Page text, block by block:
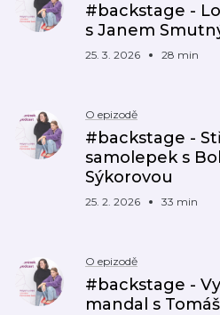
#backstage -
s Janem
25. 3. 2026 28 min
O epizodě
#backstage -
samolepek s
Sýkorovou
25. 2. 2026 33 min
O epizodě
#backstage -
mandal s